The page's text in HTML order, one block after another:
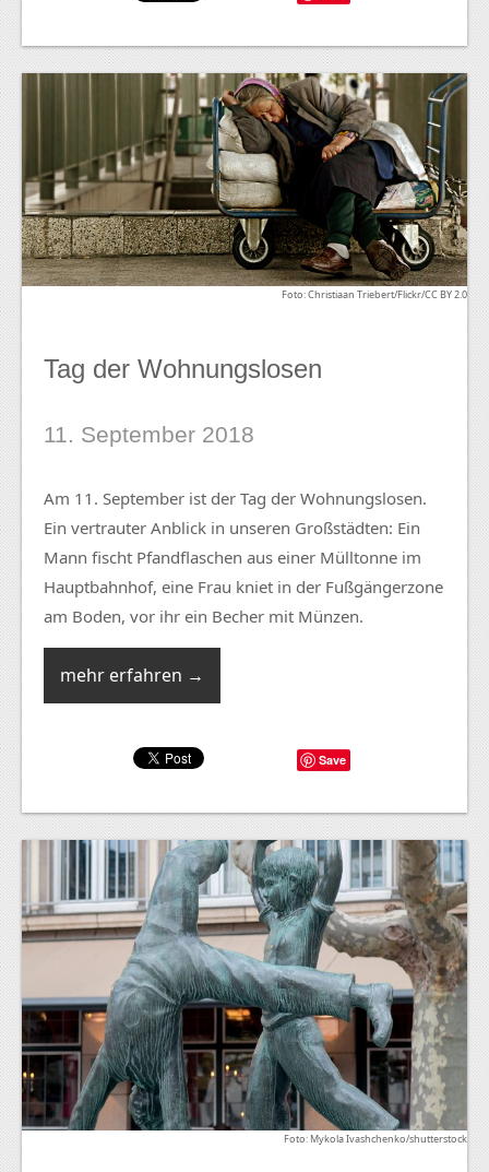
Foto: Christiaan Triebert/Flickr/CC BY 2.0
Tag der Wohnungslosen
11. September 2018
Am 11. September ist der Tag der Wohnungslosen.
Ein vertrauter Anblick in unseren Großstädten: Ein
Mann fischt Pfandflaschen aus einer Mülltonne im
Hauptbahnhof, eine Frau kniet in der Fußgängerzone
am Boden, vor ihr ein Becher mit Münzen.
mehr erfahren →
Save
Foto: Mykola Ivashchenko/shutterstock